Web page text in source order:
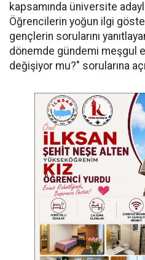
kapsamında üniversite
Öğrencilerin yoğun ilgi
gençlerin sorularını
dönemde gündemi meşgul
değişiyor mu?" sorularına